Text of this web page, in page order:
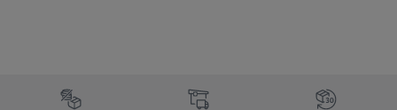
Footerelement met de verschillende USPs van Lidl.be